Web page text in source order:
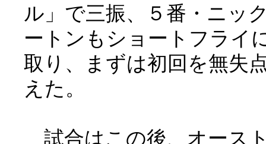
ル」で三振、５番・ニッ
ートンもショートフライ
取り、まずは初回を無失
えた。
試合はこの後、オース